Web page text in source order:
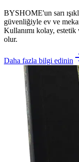
BYSHOME'un sarı
güvenliğiyle ev ve
Kullanımı kolay, estetik
olur.
Daha fazla bilgi edinin